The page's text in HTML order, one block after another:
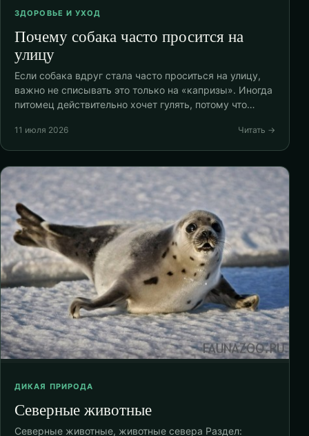
ЗДОРОВЬЕ И УХОД
Почему собака часто просится на
улицу
Если собака вдруг стала часто проситься на улицу,
важно не списывать это только на «капризы». Иногда
питомец действительно хочет гулять, потому что…
11 июля 2026 Читать →
ДИКАЯ ПРИРОДА
Северные животные
Северные животные, животные севера Раздел: